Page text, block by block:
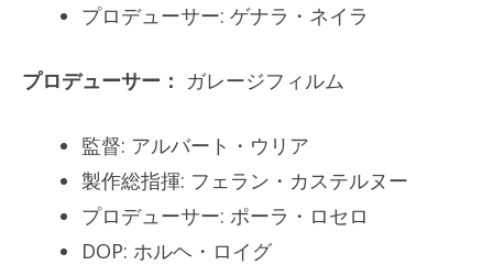
プロデューサー: ゲナラ・ネイラ
プロデューサー： ガレージフィルム
監督: アルバート・ウリア
製作総指揮: フェラン・カステルヌー
プロデューサー: ポーラ・ロセロ
DOP: ホルヘ・ロイグ